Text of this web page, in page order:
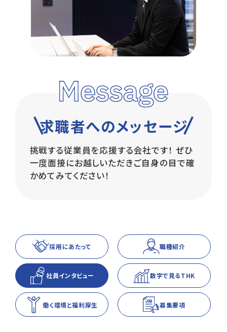
求職者へのメッセージ
挑戦する従業員を応援する会社です！ ぜひ
一度面接にお越しいただきご自身の目で確
かめてみてください！
採用にあたって 職種紹介
社員インタビュー 数字で見るTHK
働く環境と福利厚生 募集要項